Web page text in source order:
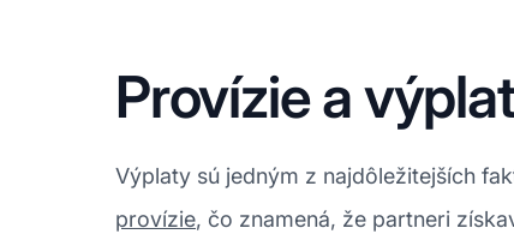
Provízie a
Výplaty sú jedným z najdôležitejších
provízie, čo znamená, že partneri